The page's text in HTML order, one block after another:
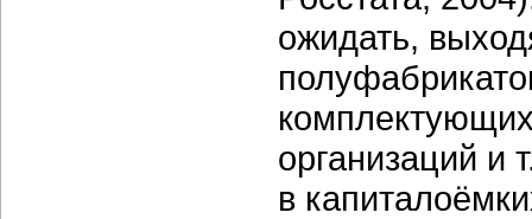
ожидать,
организаций и
в